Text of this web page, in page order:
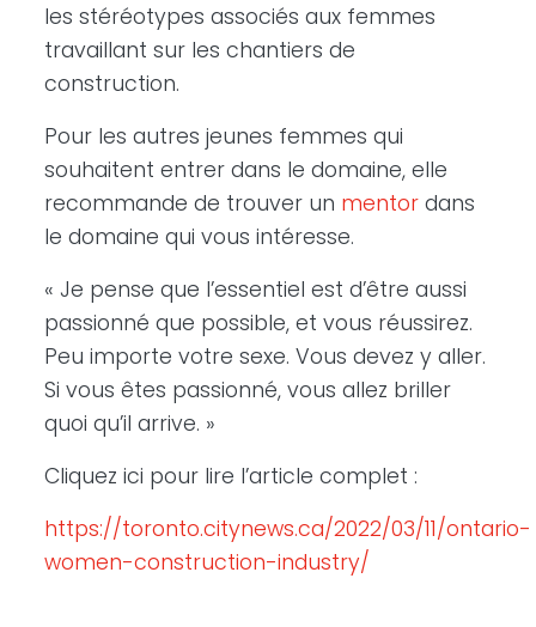
les stéréotypes associés aux femmes
travaillant sur les chantiers de
construction.
Pour les autres jeunes femmes qui
souhaitent entrer dans le domaine, elle
recommande de trouver un mentor dans
le domaine qui vous intéresse.
« Je pense que l’essentiel est d’être aussi
passionné que possible, et vous réussirez.
Peu importe votre sexe. Vous devez y aller.
Si vous êtes passionné, vous allez briller
quoi qu’il arrive. »
Cliquez ici pour lire l’article complet :
https://toronto.citynews.ca/2022/03/11/ontario-
women-construction-industry/